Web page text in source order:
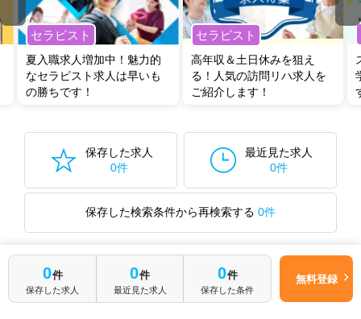
いただくか、お気軽にお問い合わせください。
全国の理学療法士求人から検索いただくことも可能です。
無料転職支援サービス
にお申し込みいただくと、ご希望条件をヒアリン
グした上で求人をご提案いたします。
ご希望条件がまだ定まっていない方は
人気の希望条件をピックアップし
た求人特集 をぜひご活用ください。
い。
セラピスト
夏入職求人増加中！魅力的
なセラピスト求人は早いも
の勝ちです！
セラピスト
高年収＆土日休みを狙え
る！人気の訪問リハ求人を
ご紹介します！
保存した求人
0件
最近見た求人
0件
保存した検索条件から再検索する 0件
最近見た求人
0件
保存した求人
0件
最近見た求人
0件
保存した条件
無料登録